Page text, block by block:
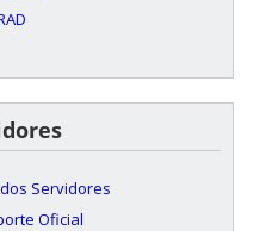
Servidores
Oficial